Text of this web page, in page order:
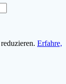
Erfahre,